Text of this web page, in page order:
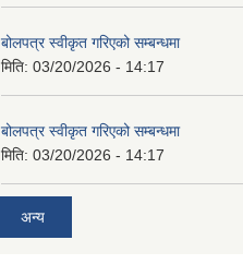
बोलपत्र स्वीकृत गरिएको सम्बन्धमा
मिति: 03/20/2026 - 14:17
बोलपत्र स्वीकृत गरिएको सम्बन्धमा
मिति: 03/20/2026 - 14:17
अन्य